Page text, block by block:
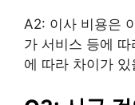
A2: 이사 비용은
가 서비스 등에
에 따라 차이가